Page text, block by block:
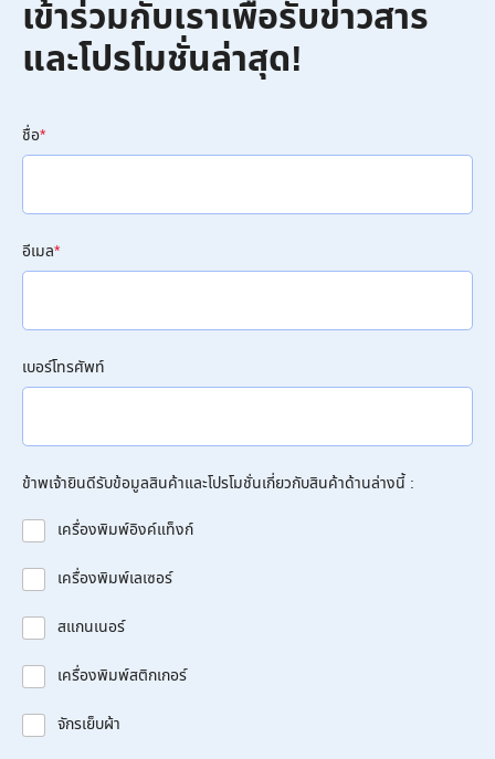
เข้าร่วมกับเราเพื่อรับข่าวสาร
และโปรโมชั่นล่าสุด!
ชื่อ*
อีเมล*
เบอร์โทรศัพท์
ข้าพเจ้ายินดีรับข้อมูลสินค้าและโปรโมชั่นเกี่ยวกับสินค้าด้านล่างนี้ :
เครื่องพิมพ์อิงค์แท็งก์
เครื่องพิมพ์เลเซอร์
สแกนเนอร์
เครื่องพิมพ์สติกเกอร์
จักรเย็บผ้า